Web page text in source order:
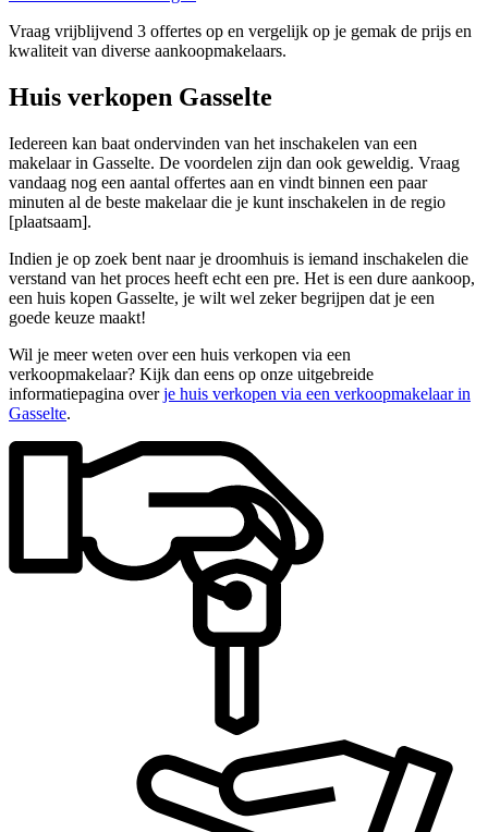
Vraag vrijblijvend 3 offertes op en vergelijk op je gemak de prijs en
kwaliteit van diverse aankoopmakelaars.
Huis verkopen Gasselte
Iedereen kan baat ondervinden van het inschakelen van een
makelaar in Gasselte. De voordelen zijn dan ook geweldig. Vraag
vandaag nog een aantal offertes aan en vindt binnen een paar
minuten al de beste makelaar die je kunt inschakelen in de regio
[plaatsaam].
Indien je op zoek bent naar je droomhuis is iemand inschakelen die
verstand van het proces heeft echt een pre. Het is een dure aankoop,
een huis kopen Gasselte, je wilt wel zeker begrijpen dat je een
goede keuze maakt!
Wil je meer weten over een huis verkopen via een
verkoopmakelaar? Kijk dan eens op onze uitgebreide
informatiepagina overje huis verkopen via een verkoopmakelaar in
Gasselte.